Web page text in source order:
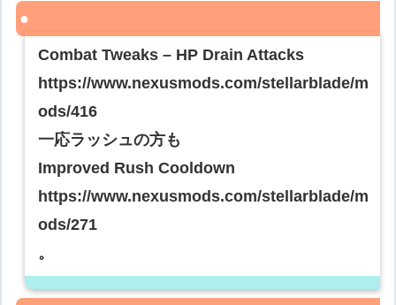
Combat Tweaks – HP Drain Attacks
https://www.nexusmods.com/stellarblade/m
ods/416
一応ラッシュの方も
Improved Rush Cooldown
https://www.nexusmods.com/stellarblade/m
ods/271
。